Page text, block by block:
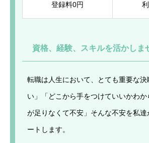
登録料0円
資格、経験、スキルを活かしま
転職は人生において、とても重要な決
い」「どこから手をつけていいかわ
が足りなくて不安」そんな不安を私達
ートします。